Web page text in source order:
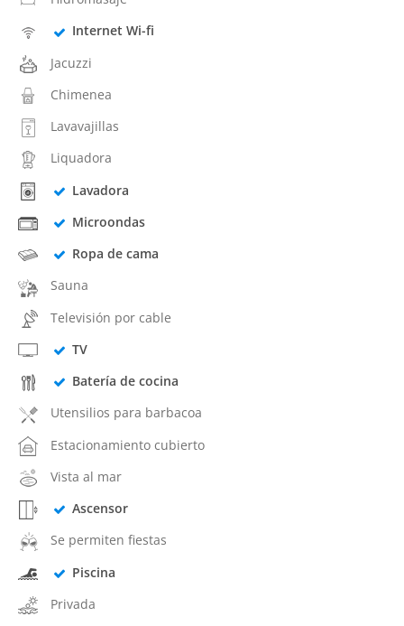
Internet Wi-fi
Jacuzzi
Chimenea
Lavavajillas
Liquadora
Lavadora
Microondas
Ropa de cama
Sauna
Televisión por cable
TV
Batería de cocina
Utensilios para barbacoa
Estacionamiento cubierto
Vista al mar
Ascensor
Se permiten fiestas
Piscina
Privada